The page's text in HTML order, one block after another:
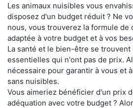
Les animaux nuisibles vous
disposez d'un budget réduit ? Ne
nous, vous trouverez la formule de
adaptée à votre budget et à vos
La santé et le bien-être se
essentielles qui n'ont pas de prix.
nécessaire pour garantir à vous et
sans nuisibles.
Vous aimeriez bénéficier d'un prix
adéquation avec votre budget ?